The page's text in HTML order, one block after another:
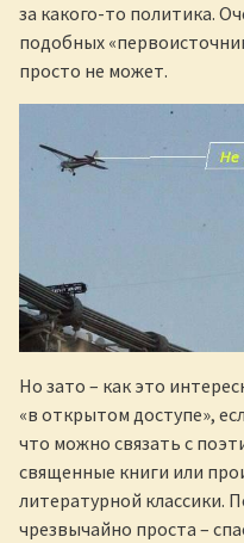
за какого-то политика.
подобных
просто не может.
Но зато – как это
«в открытом доступе»,
что можно связать с
священные книги или
литературной классики.
чрезвычайно проста –